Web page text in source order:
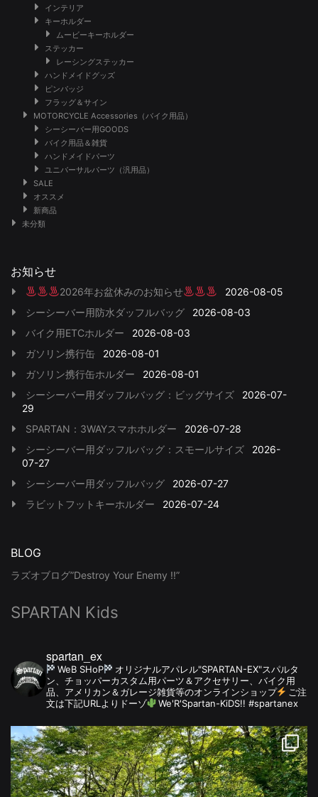
インテリア
キーホルダー
ムービーキーホルダー
ステッカー
レーシングステッカー
ハンドメイドグッズ
ピンバッジ
フラッグ＆サイン
MOTORCYCLE Accessories（バイク用品）
シーシーバー用GOODS
バイク用品＆雑貨
ハンドメイドパーツ
ユニバーサルパーツ（汎用品）
SALE
オススメ
新商品
未分類
お知らせ
2026年お盆休みのお知らせ
2026-08-05
シーシーバー用防水ダッフルバッグ
2026-08-03
バイク用ETCホルダー
2026-08-03
ガソリン携行缶
2026-08-01
ガソリン携行缶ホルダー
2026-08-01
シーシーバー用ダッフルバッグ：ビッグサイズ
2026-07-
29
SPARTAN：3WAYスマホホルダー
2026-07-28
シーシーバー用ダッフルバッグ：スモールサイズ
2026-
07-27
シーシーバー用ダッフルバッグ
2026-07-27
ラビットフットキーホルダー
2026-07-24
BLOG
ラズオブログ”Destroy Your Enemy !!”
SPARTAN Kids
spartan_ex
WeB SHoP
オリジナルアパレル"SPARTAN-EX"スパルタ
ン、チョッパーカスタム用パーツ＆アクセサリー、バイク用
品、アメリカン＆ガレージ雑貨等のオンラインショップ
ご注
文は下記URLよりドーゾ
We'R'Spartan-KiDS!! #spartanex